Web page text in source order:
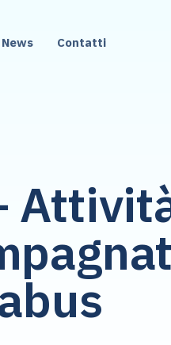
News Contatti